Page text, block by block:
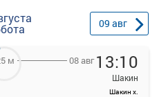
09 авг
м 08 авг 13:10
Шакин
Шакин х.